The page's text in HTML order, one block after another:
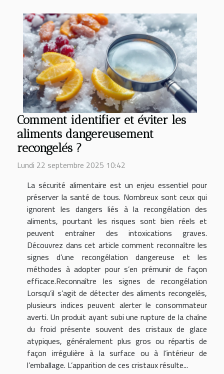
Comment identifier et éviter les
aliments dangereusement
recongelés ?
Lundi 22 septembre 2025 10:42
La sécurité alimentaire est un enjeu essentiel pour
préserver la santé de tous. Nombreux sont ceux qui
ignorent les dangers liés à la recongélation des
aliments, pourtant les risques sont bien réels et
peuvent entraîner des intoxications graves.
Découvrez dans cet article comment reconnaître les
signes d’une recongélation dangereuse et les
méthodes à adopter pour s’en prémunir de façon
efficace.Reconnaître les signes de recongélation
Lorsqu’il s’agit de détecter des aliments recongelés,
plusieurs indices peuvent alerter le consommateur
averti. Un produit ayant subi une rupture de la chaîne
du froid présente souvent des cristaux de glace
atypiques, généralement plus gros ou répartis de
façon irrégulière à la surface ou à l’intérieur de
l’emballage. L’apparition de ces cristaux résulte...